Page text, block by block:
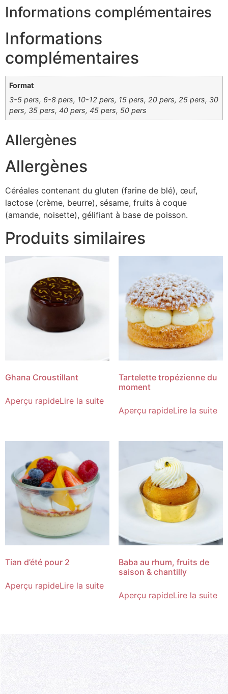
Informations complémentaires
Informations
complémentaires
Format
3-5 pers, 6-8 pers, 10-12 pers, 15 pers, 20 pers, 25 pers, 30
pers, 35 pers, 40 pers, 45 pers, 50 pers
Allergènes
Allergènes
Céréales contenant du gluten (farine de blé), œuf,
lactose (crème, beurre), sésame, fruits à coque
(amande, noisette), gélifiant à base de poisson.
Produits similaires
Ghana Croustillant
Aperçu rapideLire la suite
Tartelette tropézienne du
moment
Aperçu rapideLire la suite
Tian d’été pour 2
Aperçu rapideLire la suite
Baba au rhum, fruits de
saison & chantilly
Aperçu rapideLire la suite